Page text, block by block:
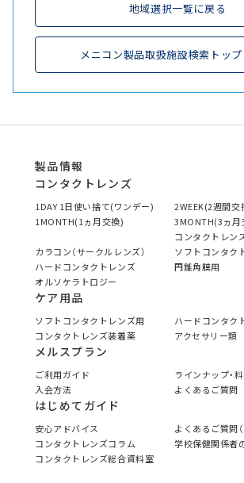
地域選択一覧に戻る
メニコン製品取扱施設検索トップ
製品情報
コンタクトレンズ
1DAY 1日使い捨て(ワンデー)
2WEEK(2週間交
1MONTH(1ヵ月交換)
3MONTH(3ヵ月
コンタクトレン
カラコン（サークルレンズ）
ソフトコンタク
ハードコンタクトレンズ
円錐角膜用
オルソケラトロジー
ケア用品
ソフトコンタクトレンズ用
ハードコンタク
コンタクトレンズ装着薬
アクセサリー類
メルスプラン
ご利用ガイド
ラインナップ・
入会方法
よくあるご質問
はじめてガイド
安心アドバイス
よくあるご質問
コンタクトレンズコラム
学校保健関係者
コンタクトレンズ総合資料室